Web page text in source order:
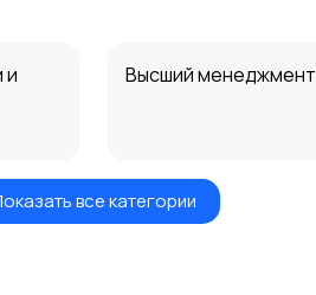
и
Высший менеджмент
Искусство и
все категории